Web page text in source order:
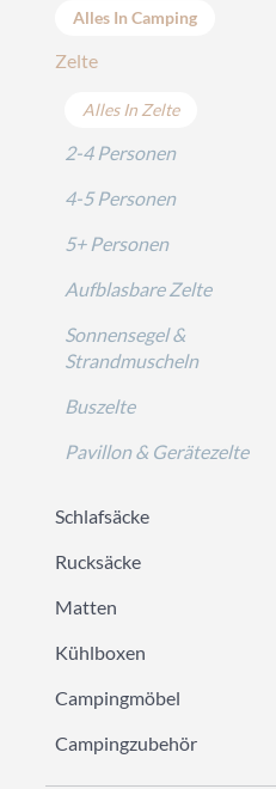
Alles In Camping
Zelte
Alles In Zelte
2-4 Personen
4-5 Personen
5+ Personen
Aufblasbare Zelte
Sonnensegel &
Strandmuscheln
Buszelte
Pavillon & Gerätezelte
Schlafsäcke
Rucksäcke
Matten
Kühlboxen
Campingmöbel
Campingzubehör